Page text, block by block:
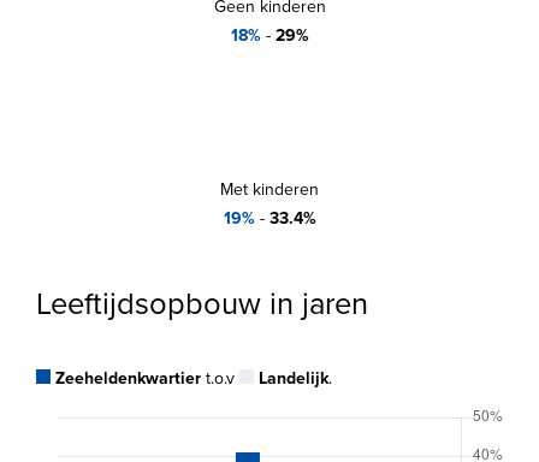
Geen kinderen
18%- 29%
Met kinderen
19%- 33.4%
Leeftijdsopbouw in jaren
Zeeheldenkwartier t.o.v Landelijk.